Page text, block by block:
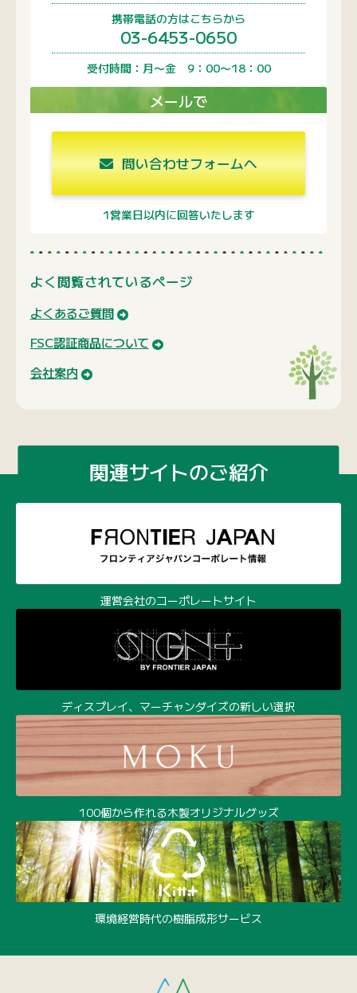
携帯電話の方はこちらから
03-6453-0650
受付時間：月〜金 9：00〜18：00
メールで
問い合わせフォームへ
1営業日以内に回答いたします
よく閲覧されているページ
よくあるご質問
FSC認証商品について
会社案内
関連サイトのご紹介
運営会社のコーポレートサイト
ディスプレイ、マーチャンダイズの新しい選択
100個から作れる木製オリジナルグッズ
環境経営時代の樹脂成形サービス